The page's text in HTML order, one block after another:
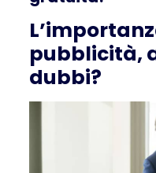
pubblicità,
dubbi?